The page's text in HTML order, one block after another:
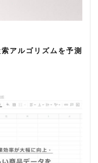
アルゴリズムを予測